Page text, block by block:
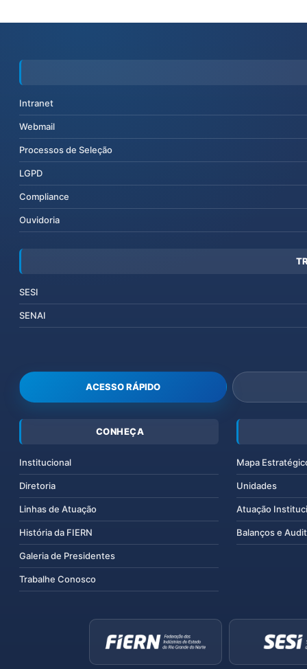
Intranet
Webmail
Processos de Seleção
LGPD
Compliance
Ouvidoria
SESI
SENAI
ACESSO RÁPIDO
CONHEÇA
Institucional
Diretoria
Linhas de Atuação
História da FIERN
Galeria de Presidentes
Trabalhe Conosco
Mapa
Unidades
Atuação
Balanços e